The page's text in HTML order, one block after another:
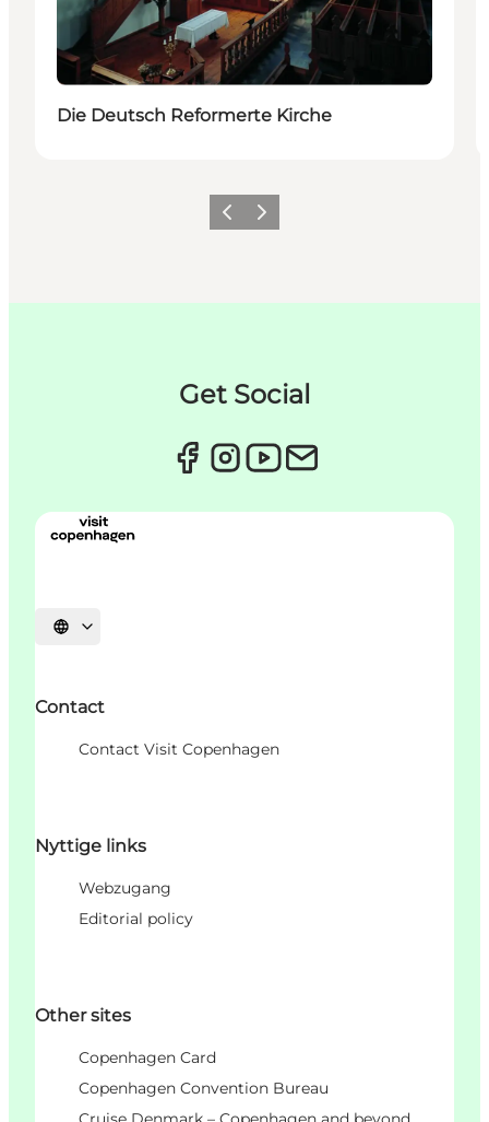
Die Deutsch Reformerte Kirche
ZurückWeiter
Get Social
Sprache auswählen
Contact
Contact Visit Copenhagen
Nyttige links
Webzugang
Editorial policy
Other sites
Copenhagen Card
Copenhagen Convention Bureau